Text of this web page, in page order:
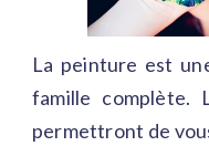
La peinture est
famille complète.
permettront de